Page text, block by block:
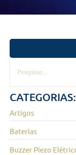
CATEGORIAS:
Artigos
Baterias
Buzzer Piezo